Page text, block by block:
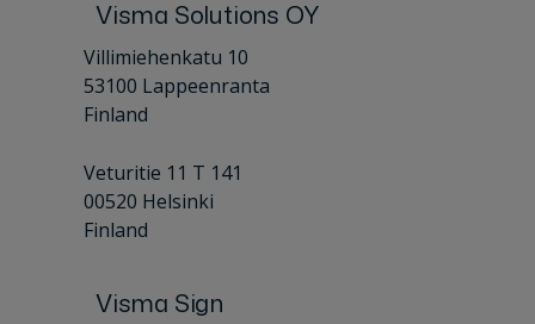
Visma Solutions OY
Villimiehenkatu 10
53100 Lappeenranta
Finland
Veturitie 11 T 141
00520 Helsinki
Finland
Visma Sign